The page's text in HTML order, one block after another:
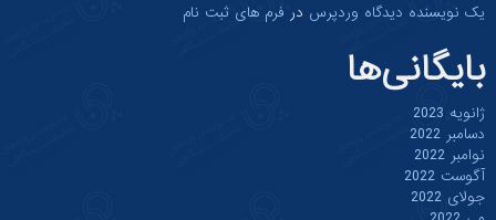
نویسنده دیدگاه وردپرسدرفرم های ثبت نام
2023
2022
2022
2022
2022